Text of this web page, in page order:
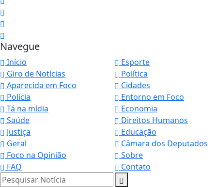
Navegue
Início
Esporte
Giro de Notícias
Política
Aparecida em Foco
Cidades
Polícia
Entorno em Foco
Tá na mídia
Economia
Saúde
Direitos Humanos
Justiça
Educação
Geral
Câmara dos Deputados
Foco na Opinião
Sobre
FAQ
Contato
Pesquisar Notícia